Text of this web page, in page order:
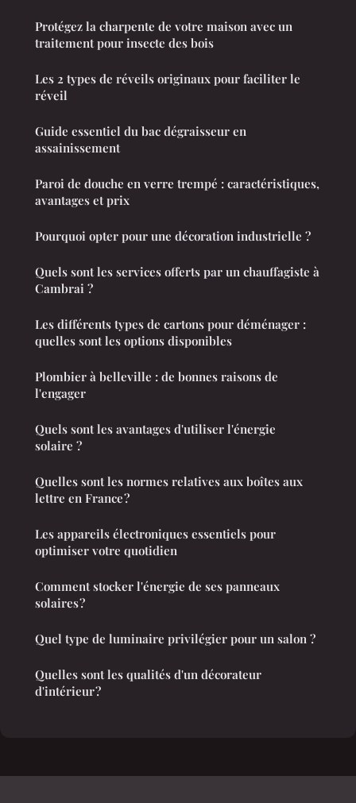
Protégez la charpente de votre maison avec un
traitement pour insecte des bois
Les 2 types de réveils originaux pour faciliter le
réveil
Guide essentiel du bac dégraisseur en
assainissement
Paroi de douche en verre trempé : caractéristiques,
avantages et prix
Pourquoi opter pour une décoration industrielle ?
Quels sont les services offerts par un chauffagiste à
Cambrai ?
Les différents types de cartons pour déménager :
quelles sont les options disponibles
Plombier à belleville : de bonnes raisons de
l'engager
Quels sont les avantages d'utiliser l'énergie
solaire ?
Quelles sont les normes relatives aux boîtes aux
lettre en France ?
Les appareils électroniques essentiels pour
optimiser votre quotidien
Comment stocker l'énergie de ses panneaux
solaires ?
Quel type de luminaire privilégier pour un salon ?
Quelles sont les qualités d'un décorateur
d'intérieur ?